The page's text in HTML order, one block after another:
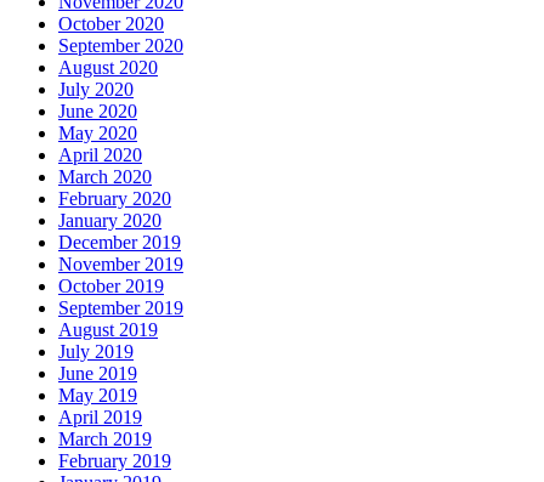
October 2020
September 2020
August 2020
July 2020
June 2020
May 2020
April 2020
March 2020
February 2020
January 2020
December 2019
November 2019
October 2019
September 2019
August 2019
July 2019
June 2019
May 2019
April 2019
March 2019
February 2019